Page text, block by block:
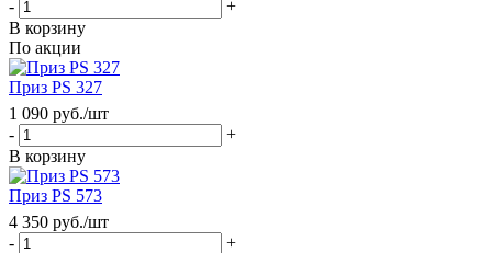
-
+
В корзину
По акции
Приз PS 327
1 090 руб./шт
-
+
В корзину
Приз PS 573
4 350 руб./шт
-
+